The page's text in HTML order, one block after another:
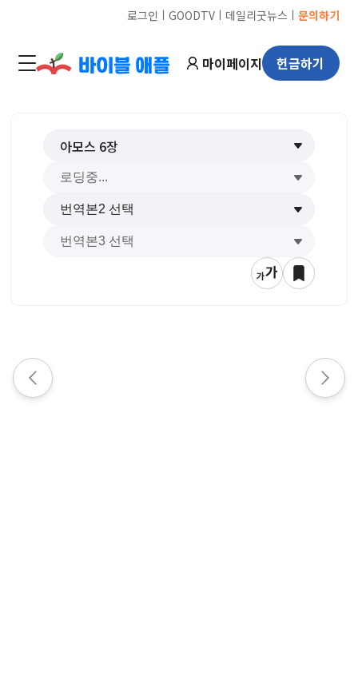
로그인 ㅣ GOODTVㅣ 데일리굿뉴스 ㅣ 문의하기
마이페이지 헌금하기
아모스 6장